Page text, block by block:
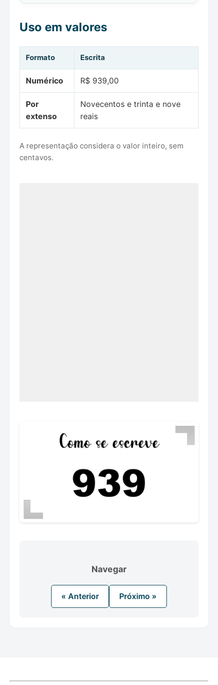
Uso em valores
Formato Escrita
Numérico R$ 939,00
Por
extenso
Novecentos e trinta e nove
reais
A representação considera o valor inteiro, sem
centavos.
Navegar
« Anterior Próximo »